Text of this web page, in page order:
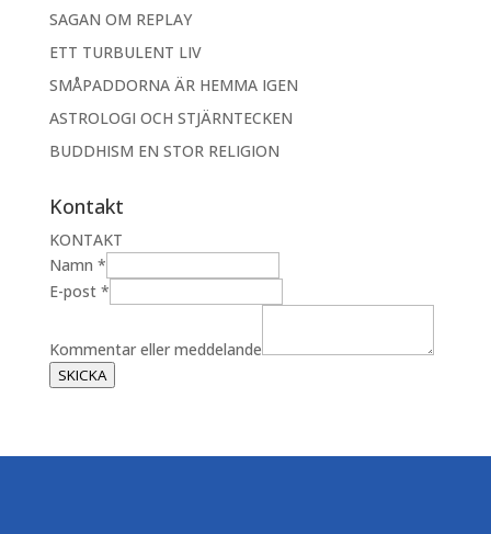
SAGAN OM REPLAY
ETT TURBULENT LIV
SMÅPADDORNA ÄR HEMMA IGEN
ASTROLOGI OCH STJÄRNTECKEN
BUDDHISM EN STOR RELIGION
Kontakt
KONTAKT
Namn *
N
m
n
K
E-post *
Kommentar eller meddelande
SKICKA